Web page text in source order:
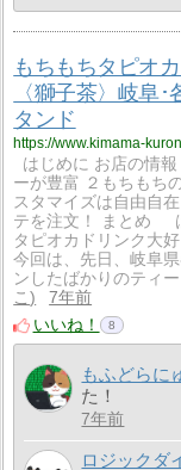
もちもちタピオ
〈獅子茶〉岐阜
タンド
はじめに お店の情
ーが豊富 ２もちもち
スタマイズは自由自
テを注文！ まとめ
タピオカドリンク大
今回は、先日、岐阜
ンしたばかりのティ
こ
7年前
いいね！
8
もふどらに
た！
7年前
ロジックダ